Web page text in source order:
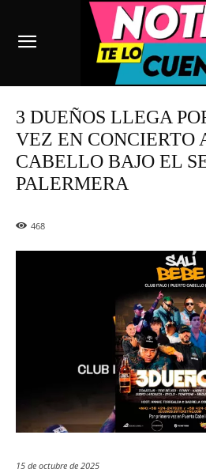
3 DUEÑOS LLEGA
VEZ EN CONCIERTO
CABELLO BAJO EL
PALERMERA
468
15 de octubre de 2025